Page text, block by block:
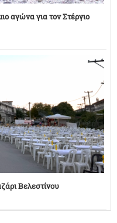
αγώνα για τον Στέργιο
Βελεστίνου